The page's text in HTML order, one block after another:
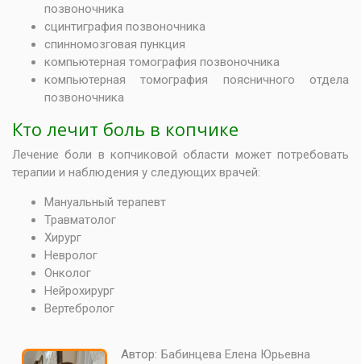
позвоночника
сцинтиграфия позвоночника
спинномозговая пункция
компьютерная томография позвоночника
компьютерная томография поясничного отдела
позвоночника
Кто лечит боль в копчике
Лечение боли в копчиковой области может потребовать
терапии и наблюдения у следующих врачей:
Мануальный терапевт
Травматолог
Хирург
Невролог
Онколог
Нейрохирург
Вертебролог
Автор: Бабинцева Елена Юрьевна